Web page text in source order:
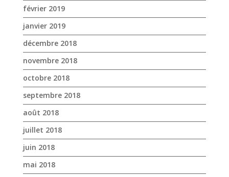
septembre 2018
août 2018
juillet 2018
juin 2018
mai 2018
avril 2018
mars 2018
février 2018
janvier 2018
décembre 2017